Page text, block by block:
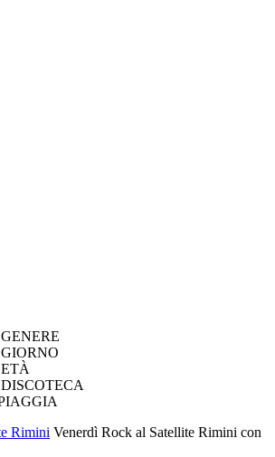
Rimini Venerdì Rock al Satellite Rimini con